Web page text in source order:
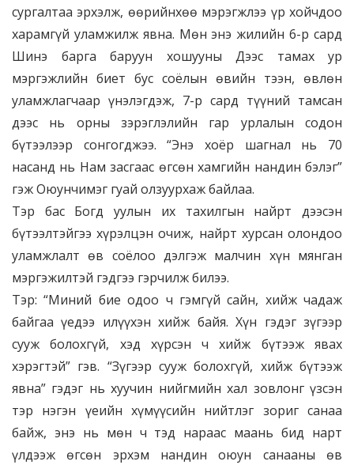
сургалтаа эрхэлж, өөрийнхөө мэрэгжлээ үр хойчдоо
харамгүй уламжилж явна. Мөн энэ жилийн 6-р сард
Шинэ барга баруун хошууны Дээс тамах ур
мэргэжлийн биет бус соёлын өвийн тээн, өвлөн
уламжлагчаар үнэлэгдэж, 7-р сард түүний тамсан
дээс нь орны зэрэглэлийн гар урлалын содон
бүтээлээр сонгогджээ. “Энэ хоёр шагнал нь 70
насанд нь Нам засгаас өгсөн хамгийн нандин бэлэг”
гэж Оюунчимэг гуай олзуурхаж байлаа.
Тэр бас Богд уулын их тахилгын найрт дээсэн
бүтээлтэйгээ хүрэлцэн очиж, найрт хурсан олондоо
уламжлалт өв соёлоо дэлгэж малчин хүн мянган
мэргэжилтэй гэдгээ гэрчилж билээ.
Тэр: “Миний бие одоо ч гэмгүй сайн, хийж чадаж
байгаа үедээ илүүхэн хийж байя. Хүн гэдэг зүгээр
сууж болохгүй, хэд хүрсэн ч хийж бүтээж явах
хэрэгтэй” гэв. “Зүгээр сууж болохгүй, хийж бүтээж
явна” гэдэг нь хуучин нийгмийн хал зовлонг үзсэн
тэр нэгэн үеийн хүмүүсийн нийтлэг зориг санаа
байж, энэ нь мөн ч тэд нараас маань бид нарт
үлдээж өгсөн эрхэм нандин оюун санааны өв